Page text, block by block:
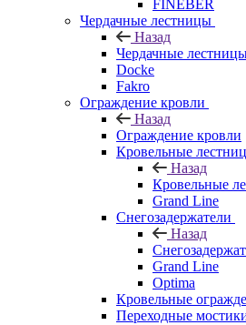
FINEBER
Чердачные лестницы
Назад
Чердачные
Docke
Fakro
Ограждение кровли
Назад
Ограждение кровли
Кровельные
Назад
Кровельные
Grand Line
Снегозадержатели
Назад
Grand Line
Optima
Кровельные
Переходные